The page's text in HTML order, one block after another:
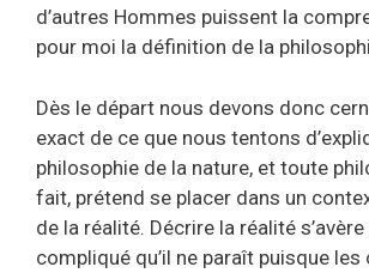
d’autres Hommes puissent la
pour moi la définition de la
Dès le départ nous devons donc
exact de ce que nous tentons
philosophie de la nature, et toute
fait, prétend se placer dans un
de la réalité. Décrire la réalité s’avère
compliqué qu’il ne paraît puisque